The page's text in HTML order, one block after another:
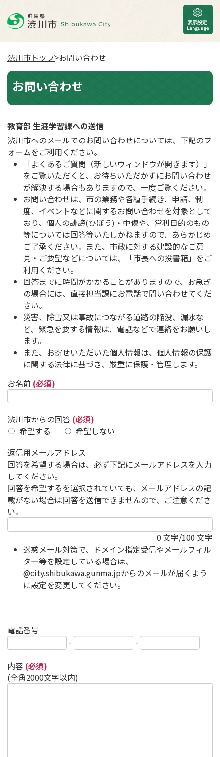
渋川市トップ>お問い合わせ
お問い合わせ
教育部 生涯学習課への送信
渋川市へのメールでのお問い合わせについては、下記のフ
ォームをご利用ください。
「よくあるご質問（新しいウィンドウが開きます）
」
をご覧いただくと、お待ちいただかずにお問い合わせ
が解決する場合もありますので、一度ご覧ください。
お問い合わせは、市の業務や各種手続き、申請、制
度、イベントなどに関するお問い合わせを対象として
おり、個人の誹謗(ひぼう)・中傷や、営利目的のもの
等については回答等いたしかねますので、あらかじめ
ご了承ください。また、市政に対する建設的なご意
見・ご要望などについては、「市長への投書箱」をご
利用ください。
回答までに時間がかかることがありますので、お急ぎ
の場合には、直接担当課にお電話で問い合わせてくだ
さい。
災害、除雪又は事故につながる道路の陥没、漏水な
ど、緊急を要する情報は、電話などで連絡をお願いし
ます。
また、お寄せいただいた個人情報は、個人情報の保護
に関する法律に基づき、厳重に保護・管理します。
お名前 (必須)
渋川市からの回答 (必須)
希望する
希望しない
返信用メールアドレス
回答を希望する場合は、必ず下記にメールアドレスを入力
してください。
回答を希望するを選択されていても、メールアドレスの記
載がない場合は回答を送信できませんので、ご注意くださ
い。
0 文字/100 文字
迷惑メール対策で、ドメイン指定受信やメールフィル
ター等を設定している場合は、
@city.shibukawa.gunma.jpからのメールが届くよう
に設定を変更してください。
電話番号
-
-
内容 (必須)
(全角2000文字以内)